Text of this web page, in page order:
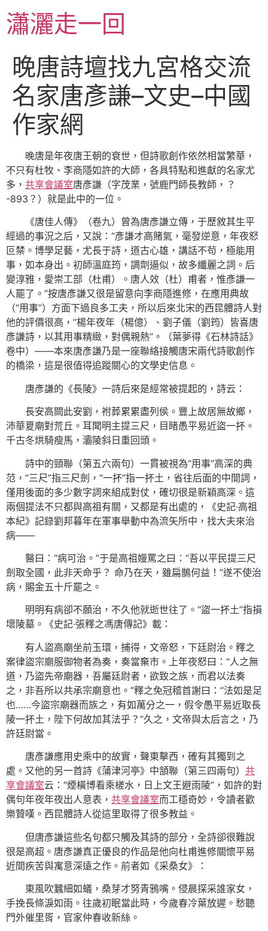
至
主瀟灑走一回
晚唐詩壇找九宮格交流
名家唐彥謙–文史–中國
作家網
晚唐是年夜唐王朝的衰世，但詩歌創作依然相當繁華，
不只有杜牧、李商隱如許的大師，各具特點和進獻的名家尤
多， 共享會議室唐彥謙（字茂業，號鹿門師長教師，？
-893？）就是此中的一位。
《唐佳人傳》（卷九）曾為唐彥謙立傳，于歷敘其生平
經過的事況之后，又說：“彥謙才高賭氣，毫發逆意，年夜怒
叵禁。博學足藝，尤長于詩，道古心雄，講話不茍，極能用
事，如本身出。初師溫庭筠，調劑逼似，故多纖麗之詞。后
變淳雅，愛崇工部（杜甫）。唐人效（杜）甫者，惟彥謙一
人罷了。”按唐彥謙又很是留意向李商隱進修，在應用典故
（“用事”）方面下過良多工夫，所以后來北宋的西昆體詩人對
他的評價很高，“楊年夜年（楊億）、劉子儀（劉筠）皆喜唐
彥謙詩，以其用事精緻，對偶親熱”。（葉夢得《石林詩話》
卷中）——本來唐彥謙乃是一座聯絡接觸唐宋兩代詩歌創作
的橋梁，這是很值得追蹤關心的文學史信息。
唐彥謙的《長陵》一詩后來是經常被提起的，詩云：
長安高闕此安劉，祔葬累累盡列侯。豐上故居無故鄉，
沛華夏廟對荒丘。耳聞明主提三尺，目睹愚平易近盜一抔。
千古冬烘騎瘦馬，灞陵斜日重回頭。
詩中的頸聯（第五六兩句）一貫被視為“用事”高深的典
范，“三尺”指三尺劍，“一抔”指一抔土，省往后面的中間詞，
僅用後面的多少數字詞來組成對仗，確切很是新穎高深。這
兩個提法不只都與高祖有關，又都是有出處的，《史記·高祖
本紀》記錄劉邦暮年在軍事舉動中為流矢所中，找大夫來治
病——
醫曰：“病可治。”于是高祖嫚罵之曰：“吾以平民提三尺
劍取全國，此非天命乎？ 命乃在天，雖扁鵲何益！”遂不使治
病，賜金五十斤罷之。
明明有病卻不願治，不久他就逝世往了。“盜一抔土”指損
壞陵墓。《史記·張釋之馮唐傳記》載：
有人盜高廟坐前玉環，捕得，文帝怒，下廷尉治。釋之
案律盜宗廟服御物者為奏，奏當棄市。上年夜怒曰：“人之無
道，乃盜先帝廟器，吾屬廷尉者，欲致之族，而君以法奏
之，非吾所以共承宗廟意也。”釋之免冠稽首謝曰：“法如是足
也……今盜宗廟器而族之，有如萬分之一，假令愚平易近取長
陵一抔土，陛下何故加其法乎？”久之，文帝與太后言之，乃
許廷尉當。
唐彥謙應用史乘中的故實，聲東擊西，確有其獨到之
處。又他的另一首詩《蒲津河亭》中頷聯（第三四兩句） 共
享會議室云：“煙橫博看乘槎水，日上文王避雨陵”，如許的對
偶句年夜年夜出人意表， 共享會議室而工穩奇妙，令讀者歡
樂贊嘆。西昆體詩人從這里取得了很多教益。
但唐彥謙這些名句都只觸及其詩的部分，全詩卻很難說
很是高超。唐彥謙真正優良的作品是他向杜甫進修關懷平易
近間疾苦與寓意深遠之作。前者如《采桑女》：
東風吹蠶細如蟻，桑芽才努青鴉嘴。侵晨探采誰家女，
手挽長條淚如雨。往歲初眠當此時，今歲春冷葉放遲。愁聽
門外催里胥，官家仲春收新絲。